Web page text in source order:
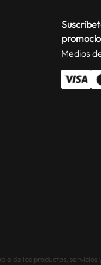
Medios
de los productos,